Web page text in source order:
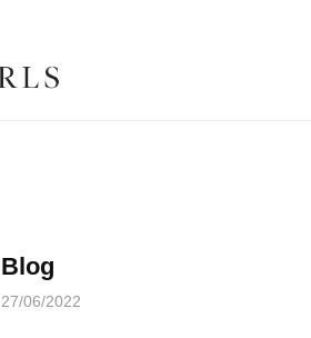
Blog
27/06/2022